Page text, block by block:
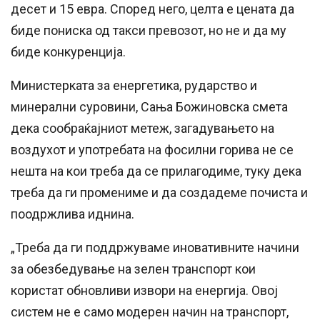
десет и 15 евра. Според него, целта е цената да
биде пониска од такси превозот, но не и да му
биде конкуренција.
Министерката за енергетика, рударство и
минерални суровини, Сања Божиновска смета
дека сообраќајниот метеж, загадувањето на
воздухот и употребата на фосилни горива не се
нешта на кои треба да се прилагодиме, туку дека
треба да ги промениме и да создадеме почиста и
поодржлива иднина.
„Треба да ги поддржуваме иновативните начини
за обезбедување на зелен транспорт кои
користат обновливи извори на енергија. Овој
систем не е само модерен начин на транспорт,